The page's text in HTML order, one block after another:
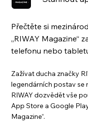
Přečtěte si
„RIWAY Magazine“
telefonu nebo
Zažívat ducha značky
legendárních postav se
RIWAY dozvědět vše
App Store a Google
Magazine“.